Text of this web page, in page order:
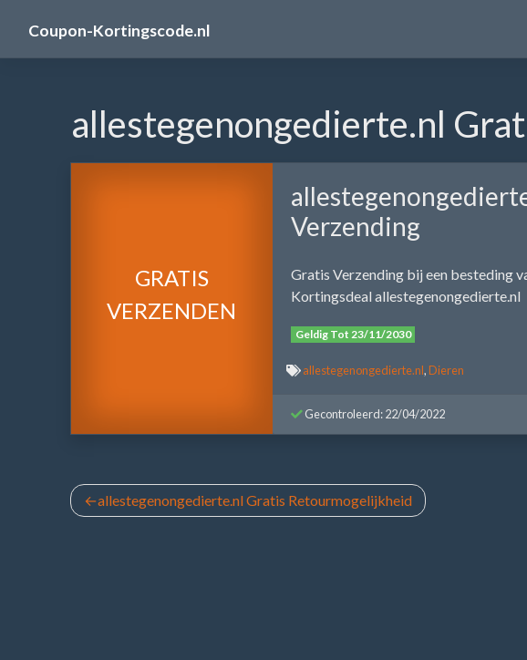
Coupon-Kortingscode.nl
allestegenongedierte.nl
GRATIS
VERZENDEN
Verzending
Gratis Verzending bij een besteding
Kortingsdeal allestegenongedierte.nl
Geldig Tot 23/11/2030
allestegenongedierte.nl,Dieren
Gecontroleerd: 22/04/2022
Bericht
allestegenongedierte.nl Gratis Retourmogelijkheid